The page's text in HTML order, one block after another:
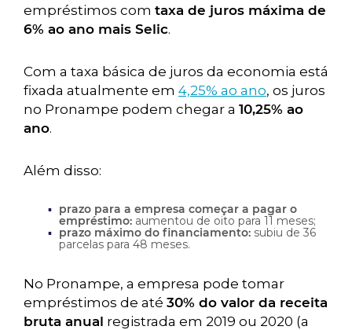
empréstimos com taxa de juros máxima de
6% ao ano mais Selic.
Com a taxa básica de juros da economia está
fixada atualmente em 4,25% ao ano, os juros
no Pronampe podem chegar a 10,25% ao
ano.
Além disso:
prazo para a empresa começar a pagar o
empréstimo: aumentou de oito para 11 meses;
prazo máximo do financiamento: subiu de 36
parcelas para 48 meses.
No Pronampe, a empresa pode tomar
empréstimos de até 30% do valor da receita
bruta anual registrada em 2019 ou 2020 (a